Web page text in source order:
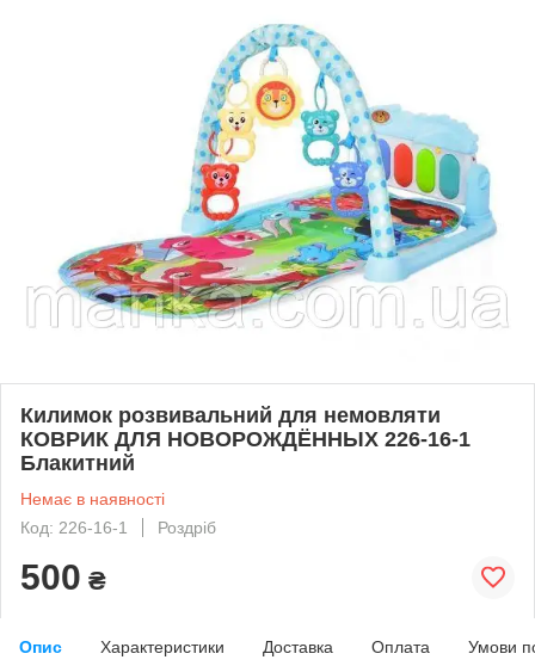
Килимок розвивальний для немовляти
КОВРИК ДЛЯ НОВОРОЖДЁННЫХ 226-16-1
Блакитний
Немає в наявності
Код: 226-16-1
Роздріб
500 ₴
Опис Характеристики Доставка Оплата Умови